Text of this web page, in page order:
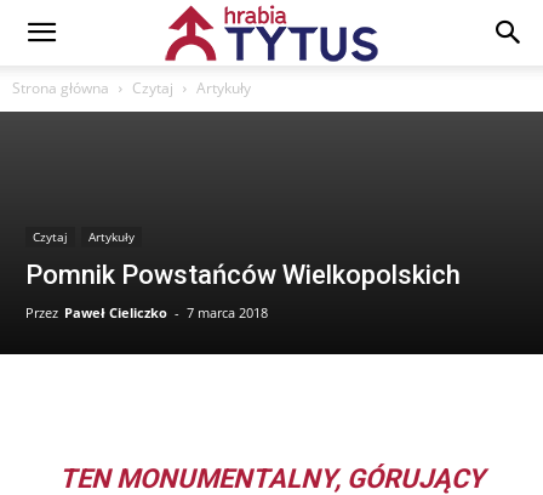
Strona główna Czytaj Artykuły
Czytaj Artykuły
Pomnik Powstańców Wielkopolskich
Przez Paweł Cieliczko - 7 marca 2018
TEN MONUMENTALNY, GÓRUJĄCY